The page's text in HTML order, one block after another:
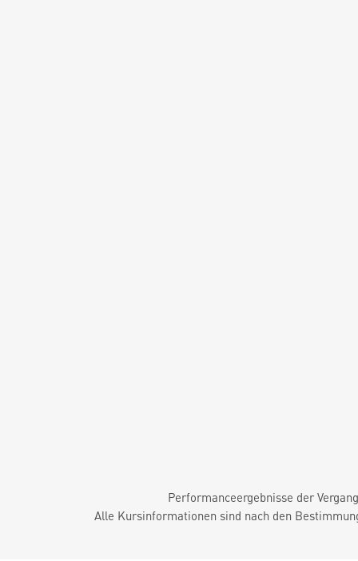
Performanceergebnisse der
Alle Kursinformationen sind nach den